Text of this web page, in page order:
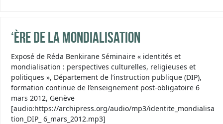
‘ère de la mondialisation
Exposé de Réda Benkirane Séminaire « identités et
mondialisation : perspectives culturelles, religieuses et
politiques », Département de l’instruction publique (DIP),
formation continue de l’enseignement post-obligatoire 6
mars 2012, Genève
[audio:https://archipress.org/audio/mp3/identite_mondialisa
tion_DIP_ 6_mars_2012.mp3]